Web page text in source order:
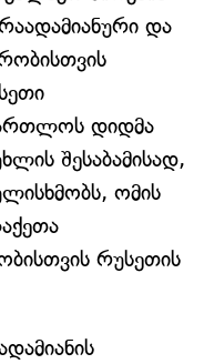
და
დიდმა
შესაბამისად,
ომის
რუსეთის